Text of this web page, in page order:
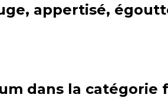
appertisé,
dans la catégorie